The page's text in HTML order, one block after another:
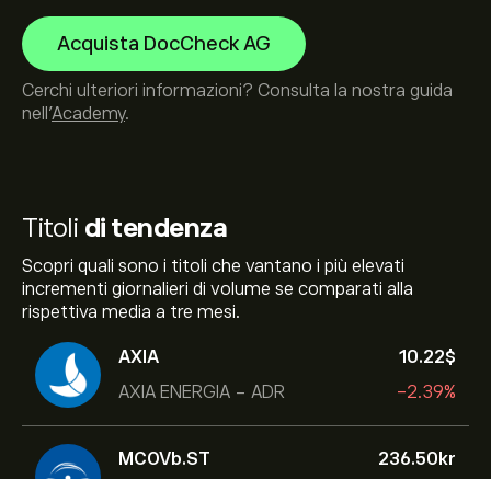
Titoli di tendenza
Scopri quali sono i titoli che vantano i più elevati
incrementi giornalieri di volume se comparati alla
rispettiva media a tre mesi.
AXIA
AXIA ENERGIA - ADR
10.22‎$‎
-2.39%
MCOVb.ST
236.50‎kr‎
Acquista DocCheck AG
Cerchi ulteriori informazioni? Consulta la nostra guida
nell’Academy.